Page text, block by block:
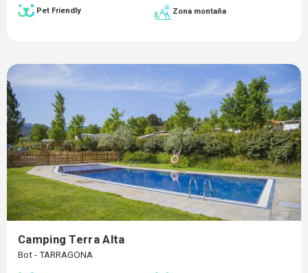
Pet Friendly Zona montaña
Camping Terra Alta
Bot - TARRAGONA